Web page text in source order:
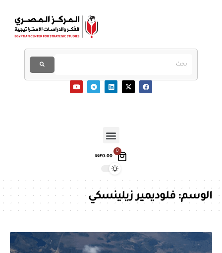
0
EGP0.00
الوسم:فلوديمير زيلينسكي